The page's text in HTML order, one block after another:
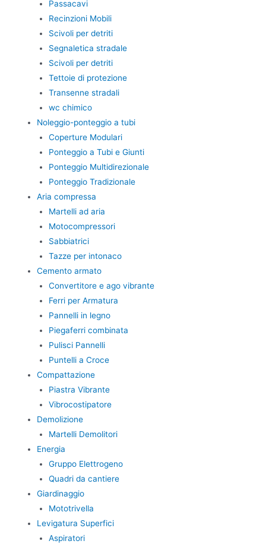
Passacavi
Recinzioni Mobili
Scivoli per detriti
Segnaletica stradale
Scivoli per detriti
Tettoie di protezione
Transenne stradali
wc chimico
Noleggio-ponteggio a tubi
Coperture Modulari
Ponteggio a Tubi e Giunti
Ponteggio Multidirezionale
Ponteggio Tradizionale
Aria compressa
Martelli ad aria
Motocompressori
Sabbiatrici
Tazze per intonaco
Cemento armato
Convertitore e ago vibrante
Ferri per Armatura
Pannelli in legno
Piegaferri combinata
Pulisci Pannelli
Puntelli a Croce
Compattazione
Piastra Vibrante
Vibrocostipatore
Demolizione
Martelli Demolitori
Energia
Gruppo Elettrogeno
Quadri da cantiere
Giardinaggio
Mototrivella
Levigatura Superfici
Aspiratori